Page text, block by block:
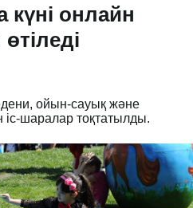
онлайн
ойын-сауық және
іс-шаралар тоқтатылды.